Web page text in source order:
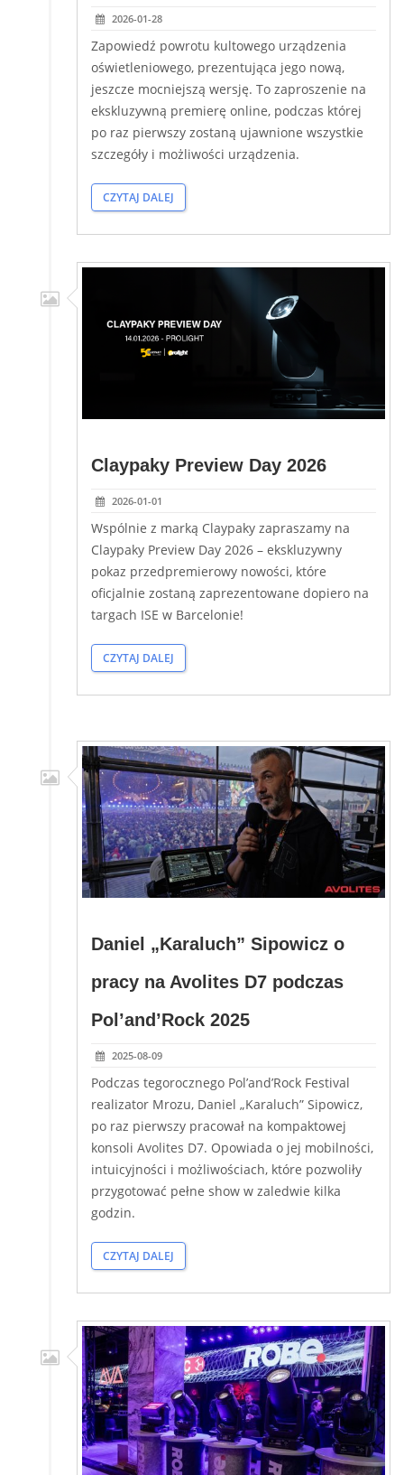
2026-01-28
Zapowiedź powrotu kultowego urządzenia
oświetleniowego, prezentująca jego nową,
jeszcze mocniejszą wersję. To zaproszenie na
ekskluzywną premierę online, podczas której
po raz pierwszy zostaną ujawnione wszystkie
szczegóły i możliwości urządzenia.
CZYTAJ DALEJ
Claypaky Preview Day 2026
2026-01-01
Wspólnie z marką Claypaky zapraszamy na
Claypaky Preview Day 2026 – ekskluzywny
pokaz przedpremierowy nowości, które
oficjalnie zostaną zaprezentowane dopiero na
targach ISE w Barcelonie!
CZYTAJ DALEJ
Daniel „Karaluch” Sipowicz o
pracy na Avolites D7 podczas
Pol’and’Rock 2025
2025-08-09
Podczas tegorocznego Pol’and’Rock Festival
realizator Mrozu, Daniel „Karaluch” Sipowicz,
po raz pierwszy pracował na kompaktowej
konsoli Avolites D7. Opowiada o jej mobilności,
intuicyjności i możliwościach, które pozwoliły
przygotować pełne show w zaledwie kilka
godzin.
CZYTAJ DALEJ